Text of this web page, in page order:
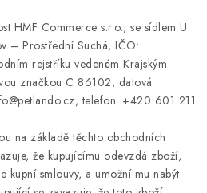
a platba Moje objednávka
HMF Commerce s.r.o., se sídlem U
– Prostřední Suchá, IČO:
rejstříku vedeném Krajským
značkou C 86102, datová
telefon: +420 601 211
na základě těchto obchodních
že kupujícímu odevzdá zboží,
kupní smlouvy, a umožní mu nabýt